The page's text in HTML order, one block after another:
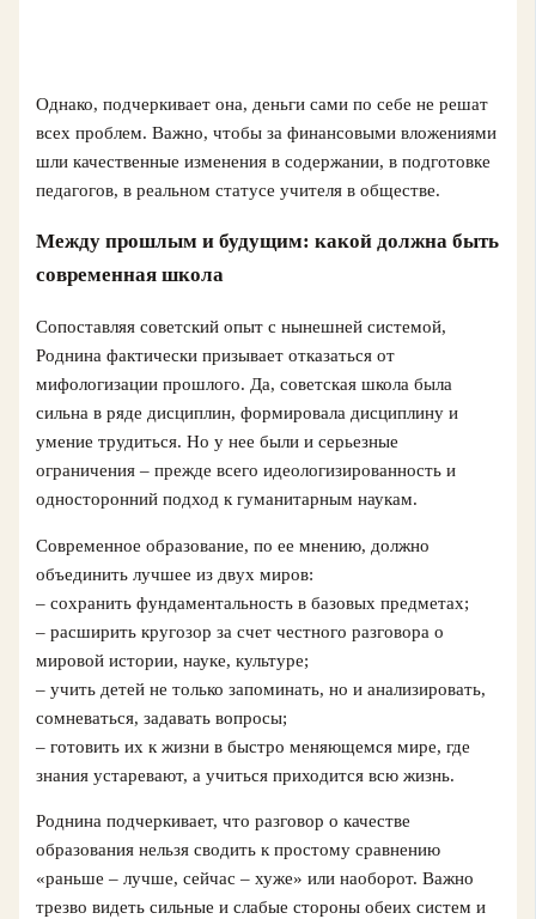
Однако, подчеркивает она, деньги сами по себе не решат
всех проблем. Важно, чтобы за финансовыми вложениями
шли качественные изменения в содержании, в подготовке
педагогов, в реальном статусе учителя в обществе.
Между прошлым и будущим: какой должна быть
современная школа
Сопоставляя советский опыт с нынешней системой,
Роднина фактически призывает отказаться от
мифологизации прошлого. Да, советская школа была
сильна в ряде дисциплин, формировала дисциплину и
умение трудиться. Но у нее были и серьезные
ограничения – прежде всего идеологизированность и
односторонний подход к гуманитарным наукам.
Современное образование, по ее мнению, должно
объединить лучшее из двух миров:
– сохранить фундаментальность в базовых предметах;
– расширить кругозор за счет честного разговора о
мировой истории, науке, культуре;
– учить детей не только запоминать, но и анализировать,
сомневаться, задавать вопросы;
– готовить их к жизни в быстро меняющемся мире, где
знания устаревают, а учиться приходится всю жизнь.
Роднина подчеркивает, что разговор о качестве
образования нельзя сводить к простому сравнению
«раньше – лучше, сейчас – хуже» или наоборот. Важно
трезво видеть сильные и слабые стороны обеих систем и